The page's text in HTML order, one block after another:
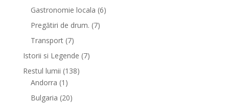
Gastronomie locala (6)
Pregătiri de drum. (7)
Transport(7)
Istorii si Legende (7)
Restul lumii (138)
Andorra (1)
Bulgaria (20)